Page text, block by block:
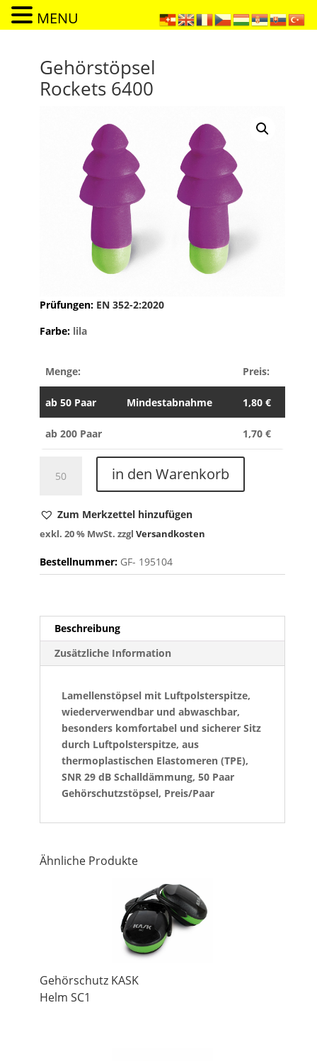
Gehörstöpsel
Rockets 6400
Prüfungen:EN 352-2:2020
Farbe:lila
Menge: Preis:
ab50 Paar Mindestabnahme 1,80 €
ab 200 Paar 1,70 €
6400
in den Warenkorb
Zum Merkzettel hinzufügen
exkl. 20 % MwSt. zzgl Versandkosten
Bestellnummer: GF- 195104
Beschreibung
Zusätzliche Information
Lamellenstöpsel mit Luftpolsterspitze,
wiederverwendbar und abwaschbar,
besonders komfortabel und sicherer Sitz
durch Luftpolsterspitze, aus
thermoplastischen Elastomeren (TPE),
SNR 29 dB Schalldämmung, 50 Paar
Gehörschutzstöpsel, Preis/Paar
Ähnliche Produkte
Gehörschutz KASK
Helm SC1
MENU